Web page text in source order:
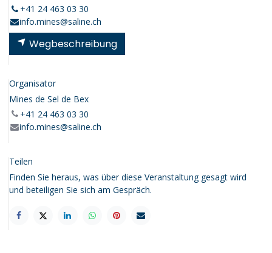
+41 24 463 03 30
info.mines@saline.ch
Wegbeschreibung
Organisator
Mines de Sel de Bex
+41 24 463 03 30
info.mines@saline.ch
Teilen
Finden Sie heraus, was über diese Veranstaltung gesagt wird
und beteiligen Sie sich am Gespräch.